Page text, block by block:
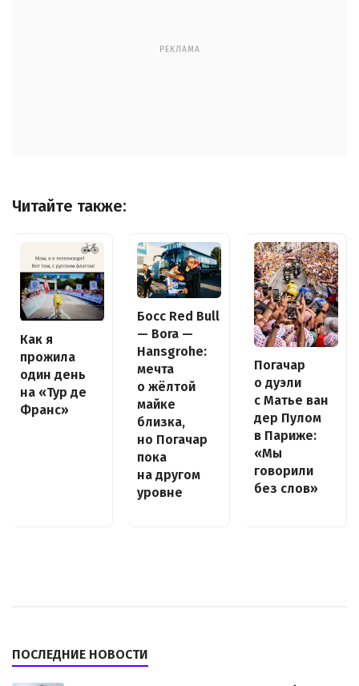
РЕКЛАМА
Читайте также:
Как я
прожила
один день
на «Тур де
Франс»
Босс Red Bull
— Bora —
Hansgrohe:
мечта
о жёлтой
майке
близка,
но Погачар
пока
на другом
уровне
Погачар
о дуэли
с Матье ван
дер Пулом
в Париже:
«Мы
говорили
без слов»
ПОСЛЕДНИЕ НОВОСТИ